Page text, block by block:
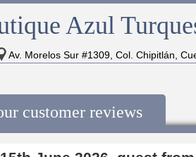
Azul
Av. Morelos Sur #1309, Col. Chipitlán,
customer reviews